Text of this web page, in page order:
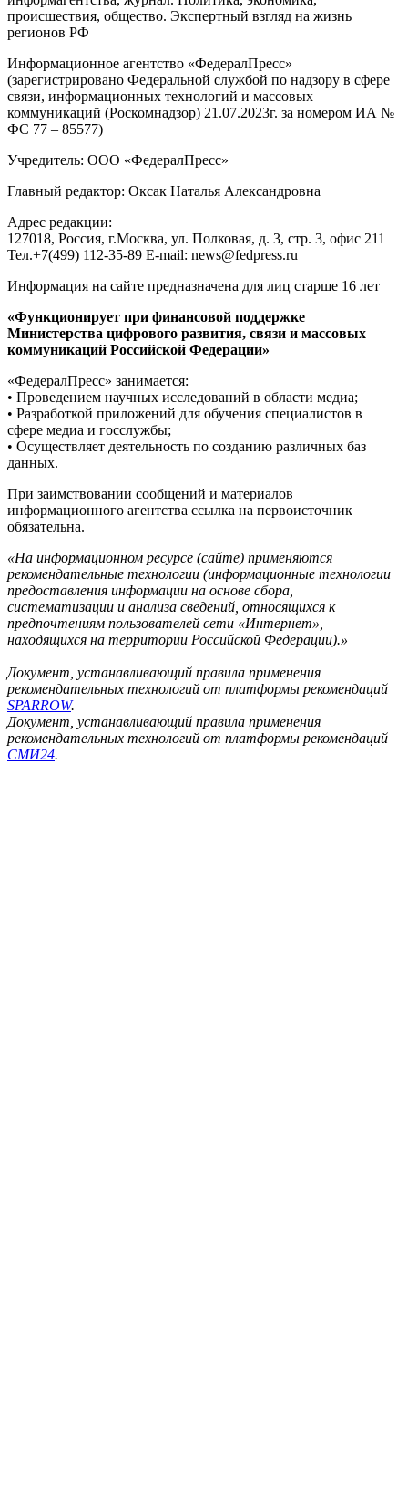
происшествия, общество. Экспертный взгляд на жизнь
регионов РФ
Информационное агентство «ФедералПресс»
(зарегистрировано Федеральной службой по надзору в сфере
связи, информационных технологий и массовых
коммуникаций (Роскомнадзор) 21.07.2023г. за номером ИА №
ФС 77 – 85577)
Учредитель: ООО «ФедералПресс»
Главный редактор: Оксак Наталья Александровна
Адрес редакции:
127018, Россия, г.Москва, ул. Полковая, д. 3, стр. 3, офис 211
Тел.+7(499) 112-35-89 E-mail: news@fedpress.ru
Информация на сайте предназначена для лиц старше 16 лет
«Функционирует при финансовой поддержке
Министерства цифрового развития, связи и массовых
коммуникаций Российской Федерации»
«ФедералПресс» занимается:
• Проведением научных исследований в области медиа;
• Разработкой приложений для обучения специалистов в
сфере медиа и госслужбы;
• Осуществляет деятельность по созданию различных баз
данных.
При заимствовании сообщений и материалов
информационного агентства ссылка на первоисточник
обязательна.
«На информационном ресурсе (сайте) применяются
рекомендательные технологии (информационные технологии
предоставления информации на основе сбора,
систематизации и анализа сведений, относящихся к
предпочтениям пользователей сети «Интернет»,
находящихся на территории Российской Федерации).»
Документ, устанавливающий правила применения
рекомендательных технологий от платформы рекомендаций
SPARROW.
Документ, устанавливающий правила применения
рекомендательных технологий от платформы рекомендаций
СМИ24.